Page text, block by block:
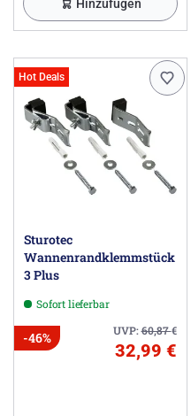
Hinzufügen
Hot Deals
Sturotec
Wannenrandklemmstück
3 Plus
Sofort lieferbar
UVP:60,87€
-46%
32,99 €